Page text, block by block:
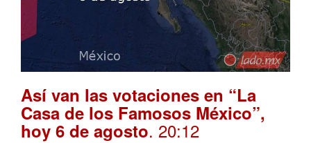
Así van las votaciones en “La
Casa de los Famosos México”,
hoy 6 de agosto. 20:12